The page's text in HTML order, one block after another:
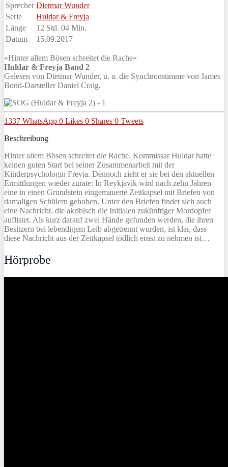
Sprecher Dietmar Wunder
Serie
Huldar & Freyja
Länge
12 Std. 04 Min.
Datum
15.09.2017
»Hinter allem Bösen schreitet die Rache«
Huldar & Freyja Band 2
Gelesen von Dietmar Wunder, u. a. die Synchronstimme von James
Bond-Darsteller Daniel Craig.
1337 WhatsApp 0 Likes 0 Shares 0 Tweets
Beschreibung
Hinter allem Bösen schreitet die Rache. Kommissar Huldar hatte
keinen guten Start bei seiner Zusammenarbeit mit der
Kinderpsychologin Freyja. Dennoch zieht er sie bei den aktuellen
Ermittlungen wieder zurate: In Reykjavik wird nach zehn Jahren
eine in einen Grundstein eingemauerte Zeitkapsel mit Briefen von
damaligen Schülern gehoben. Unter den Briefen findet sich auch
eine Nachricht, die akribisch die Initialen zukünftiger Mordopfer
auflistet. Als kurz darauf zwei Hände gefunden werden, die ihren
Besitzern bei lebendigem Leib abgetrennt wurden, ist klar, dass
diese Nachricht aus der Zeitkapsel tödlich ernst zu nehmen ist…
Hörprobe